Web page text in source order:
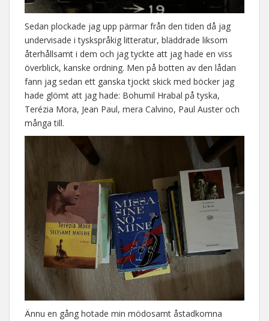
Sedan plockade jag upp pärmar från den tiden då jag
undervisade i tyskspråkig litteratur, bläddrade liksom
återhållsamt i dem och jag tyckte att jag hade en viss
överblick, kanske ordning. Men på botten av den lådan
fann jag sedan ett ganska tjockt skick med böcker jag
hade glömt att jag hade: Bohumil Hrabal på tyska,
Terézia Mora, Jean Paul, mera Calvino, Paul Auster och
många till.
Ännu en gång hotade min mödosamt åstadkomna